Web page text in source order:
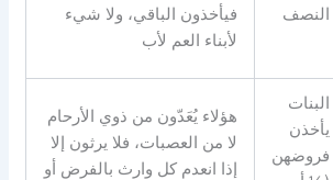
النصف
فيأخذون الباقي، ولا شيء
لأبناء العم لأب
البنات
يأخذن
فروضهن
هؤلاء يُعَدّون من ذوي الأرحام
لا من العصبات، فلا يرثون إلا
إذا انعدم كل وارث بالفرض أو